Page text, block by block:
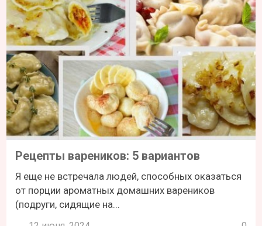
Рецепты вареников: 5 вариантов
Я еще не встречала людей, способных оказаться
от порции ароматных домашних вареников
(подруги, сидящие на...